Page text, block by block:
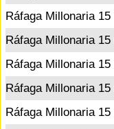
Ráfaga Millonaria 15
Ráfaga Millonaria 15
Ráfaga Millonaria 15
Ráfaga Millonaria 15
Ráfaga Millonaria 15